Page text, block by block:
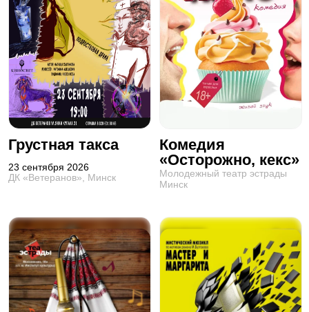
Грустная такса
23 сентября 2026
ДК «Ветеранов», Минск
Комедия
«Осторожно, кекс»
Молодежный театр эстрады
Минск